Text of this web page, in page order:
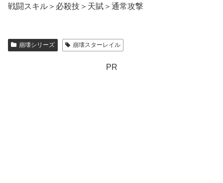
戦闘スキル＞必殺技＞天賦＞通常攻撃
崩壊シリーズ 崩壊スターレイル
PR